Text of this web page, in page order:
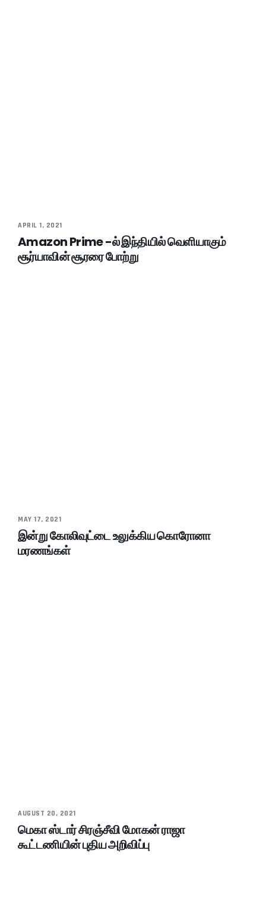
APRIL 1, 2021
Amazon Prime -ல் இந்தியில் வெளியாகும்
சூர்யாவின் சூரரை போற்று
MAY 17, 2021
இன்று கோலிவுட்டை உலுக்கிய கொரோனா
மரணங்கள்
AUGUST 20, 2021
மெகா ஸ்டார் சிரஞ்சீவி மோகன் ராஜா
கூட்டணியின் புதிய அறிவிப்பு